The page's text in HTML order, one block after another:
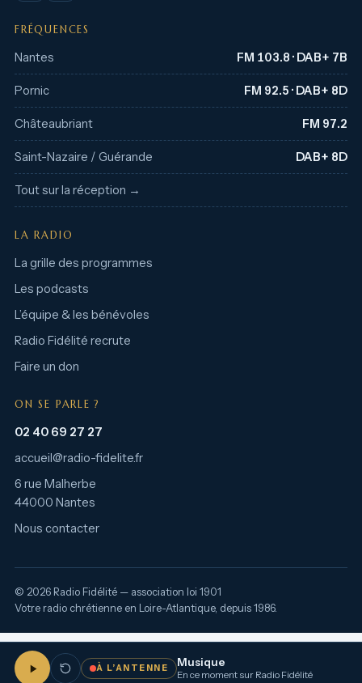
FRÉQUENCES
Nantes FM 103.8 · DAB+ 7B
Pornic FM 92.5 · DAB+ 8D
Châteaubriant FM 97.2
Saint-Nazaire / Guérande DAB+ 8D
Tout sur la réception →
LA RADIO
La grille des programmes
Les podcasts
L’équipe & les bénévoles
Radio Fidélité recrute
Faire un don
ON SE PARLE ?
02 40 69 27 27
accueil@radio-fidelite.fr
6 rue Malherbe
44000 Nantes
Nous contacter
© 2026 Radio Fidélité — association loi 1901
Votre radio chrétienne en Loire-Atlantique, depuis 1986.
À L’ANTENNE Musique
En ce moment sur Radio Fidélité